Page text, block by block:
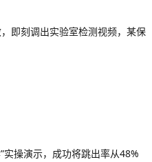
即刻调出实验室检测视频，某保
操演示，成功将跳出率从48%